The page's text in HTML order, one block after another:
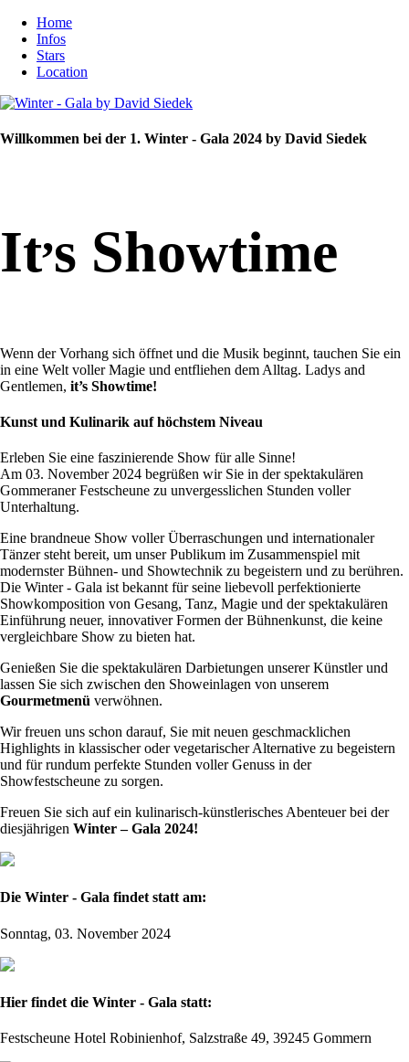
Home
Infos
Stars
Location
Willkommen bei der 1. Winter - Gala 2024 by David Siedek
It,s Showtime
Wenn der Vorhang sich öffnet und die Musik beginnt, tauchen Sie ein
in eine Welt voller Magie und entfliehen dem Alltag. Ladys and
Gentlemen, it’s Showtime!
Kunst und Kulinarik auf höchstem Niveau
Erleben Sie eine faszinierende Show für alle Sinne!
Am 03. November 2024 begrüßen wir Sie in der spektakulären
Gommeraner Festscheune zu unvergesslichen Stunden voller
Unterhaltung.
Eine brandneue Show voller Überraschungen und internationaler
Tänzer steht bereit, um unser Publikum im Zusammenspiel mit
modernster Bühnen- und Showtechnik zu begeistern und zu berühren.
Die Winter - Gala ist bekannt für seine liebevoll perfektionierte
Showkomposition von Gesang, Tanz, Magie und der spektakulären
Einführung neuer, innovativer Formen der Bühnenkunst, die keine
vergleichbare Show zu bieten hat.
Genießen Sie die spektakulären Darbietungen unserer Künstler und
lassen Sie sich zwischen den Showeinlagen von unserem
Gourmetmenü verwöhnen.
Wir freuen uns schon darauf, Sie mit neuen geschmacklichen
Highlights in klassischer oder vegetarischer Alternative zu begeistern
und für rundum perfekte Stunden voller Genuss in der
Showfestscheune zu sorgen.
Freuen Sie sich auf ein kulinarisch-künstlerisches Abenteuer bei der
diesjährigen Winter – Gala 2024!
Die Winter - Gala findet statt am:
Sonntag, 03. November 2024
Hier findet die Winter - Gala statt:
Festscheune Hotel Robinienhof, Salzstraße 49, 39245 Gommern